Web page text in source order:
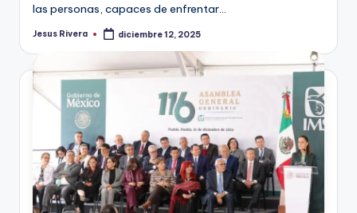
las personas, capaces de enfrentar…
Publicado
Jesus Rivera diciembre 12, 2025